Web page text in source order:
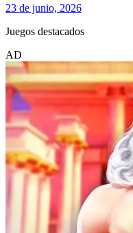
23 de junio, 2026
Juegos destacados
AD